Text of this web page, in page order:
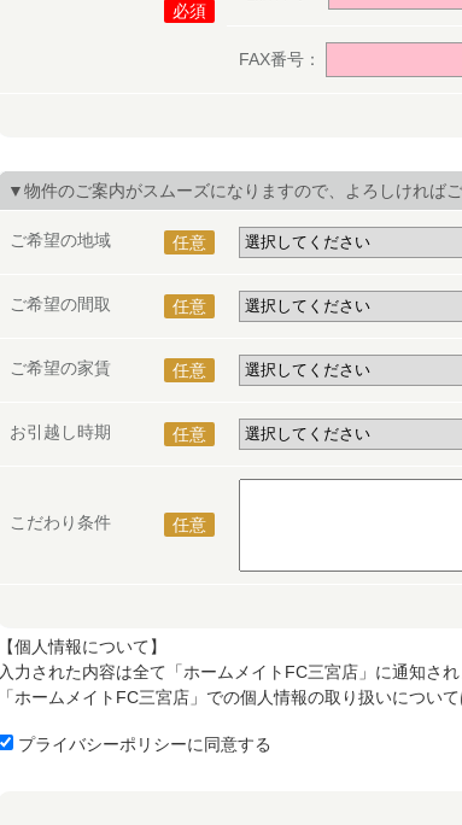
必須
FAX番号：
▼物件のご案内がスムーズになりますので、よろしければ
ご希望の地域 任意
ご希望の間取 任意
ご希望の家賃 任意
お引越し時期 任意
こだわり条件 任意
【個人情報について】
入力された内容は全て「ホームメイトFC三宮店」に通知され
「ホームメイトFC三宮店」での個人情報の取り扱いについて
プライバシーポリシーに同意する